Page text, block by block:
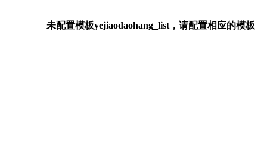
未配置模板yejiaodaohang_list，请配置相应的模板